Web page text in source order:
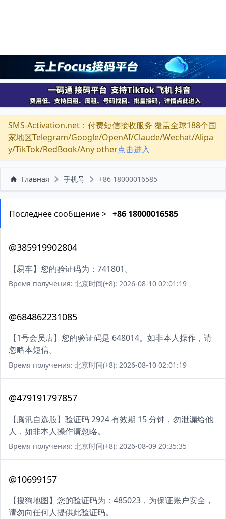
SMS-Activation.net：付费短信接收服务 覆盖全球188个国
家地区Telegram/Google/OpenAI/Claude/Wechat/Alipa
y/TikTok/RedBook/Any other点击进入
Главная 手机号 +86 18000016585
Последнее сообщение > +86 18000016585
@385919902804
【易车】您的验证码为：741801。
Время получения: 北京时间(+8): 2026-08-10 02:01:19
@684862231085
【1号会员店】您的验证码是 648014。如非本人操作，请
忽略本短信。
Время получения: 北京时间(+8): 2026-08-10 02:01:19
@479191797857
【腾讯自选股】验证码 2924 有效期 15 分钟，勿泄漏给他
人，如非本人操作请忽略。
Время получения: 北京时间(+8): 2026-08-09 20:35:35
@10699157
【搜狗地图】您的验证码为：485023，为保证账户安全，
请勿向任何人提供此验证码。